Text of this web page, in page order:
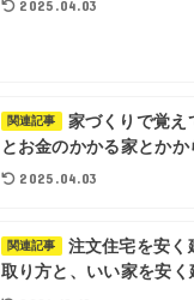
2025.04.03
関連記事
家づくりで覚え
とお金のかかる家とか
2025.04.03
関連記事
注文住宅を安く
取り方と、いい家を安